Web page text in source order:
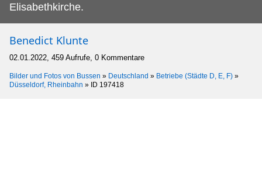
Elisabethkirche.
Benedict Klunte
02.01.2022, 459 Aufrufe, 0 Kommentare
Bilder und Fotos von Bussen » Deutschland » Betriebe (Städte D, E, F) »
Düsseldorf, Rheinbahn » ID 197418